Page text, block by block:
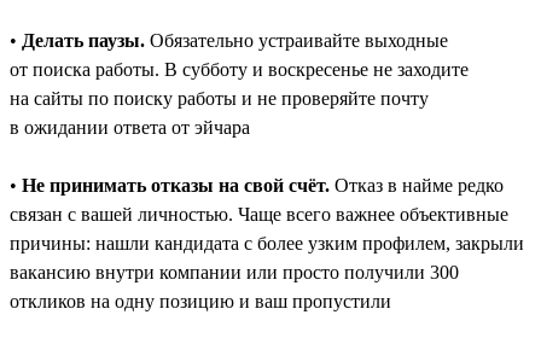
• Делать паузы. Обязательно устраивайте выходные
от поиска работы. В субботу и воскресенье не заходите
на сайты по поиску работы и не проверяйте почту
в ожидании ответа от эйчара
• Не принимать отказы на свой счёт. Отказ в найме редко
связан с вашей личностью. Чаще всего важнее объективные
причины: нашли кандидата с более узким профилем, закрыли
вакансию внутри компании или просто получили 300
откликов на одну позицию и ваш пропустили